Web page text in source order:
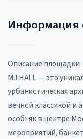
Информация
Описание площадки
MJ HALL — это
урбанистическая
вечной классикой
особняк в центре
мероприятий,